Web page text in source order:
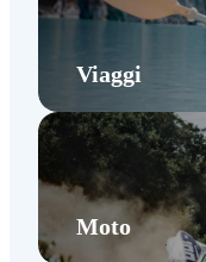
Viaggi
Moto